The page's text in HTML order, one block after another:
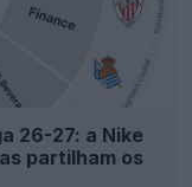
26-27: a Nike
partilham os